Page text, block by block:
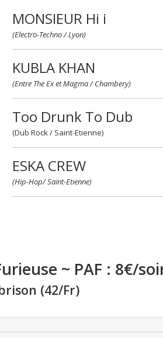
MONSIEUR Hi i
(Electro-Techno / Lyon)
KUBLA KHAN
(Entre The Ex et Magma / Chambery)
Too Drunk To Dub
(Dub Rock / Saint-Etienne)
ESKA CREW
(Hip-Hop/ Saint-Etienne)
~ PAF : 8€/
(42/Fr)